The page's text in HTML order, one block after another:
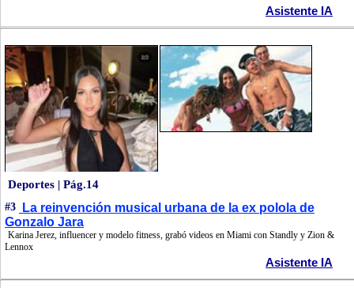
Asistente IA
Deportes | Pág.14
#3
La reinvención musical urbana de la ex polola de
Gonzalo Jara
Karina Jerez, influencer y modelo fitness, grabó videos en Miami con Standly y Zion &
Lennox
Asistente IA